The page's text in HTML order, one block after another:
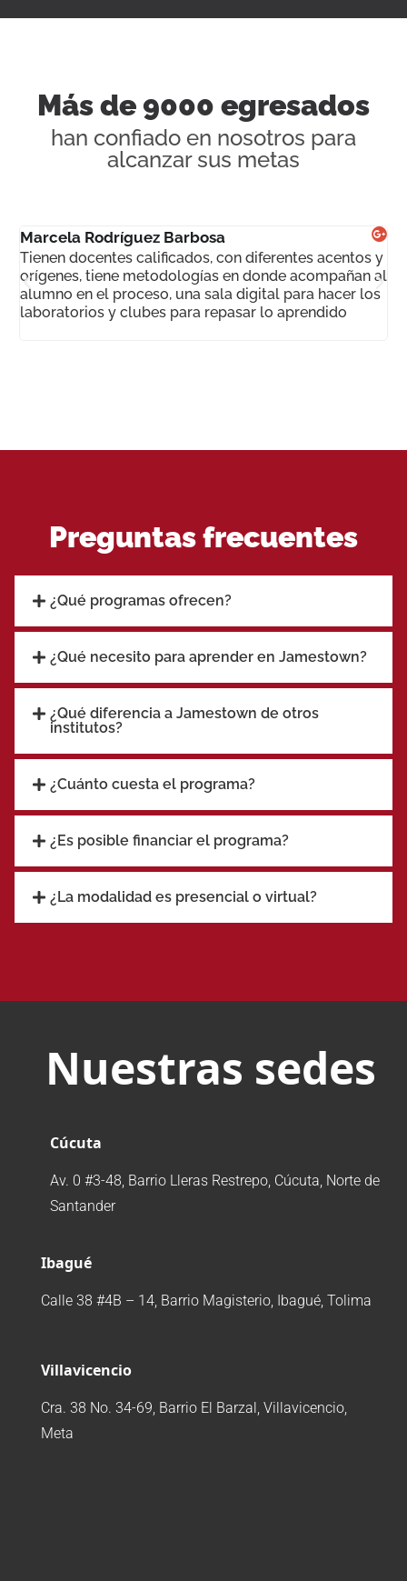
en cada paso, asegurándose de que alcances tus
metas. Desde recordarte tus clases hasta apoyarte si
te atrasas, estamos aquí para que nunca pierdas el
ritmo.
Más de 9000 egresados
han confiado en nosotros para
alcanzar sus metas
Marcela Rodríguez Barbosa
Tienen docentes calificados, con diferentes acentos y
orígenes, tiene metodologías en donde acompañan al
alumno en el proceso, una sala digital para hacer los
laboratorios y clubes para repasar lo aprendido
Preguntas frecuentes
¿Qué programas ofrecen?
¿Qué necesito para aprender en Jamestown?
¿Qué diferencia a Jamestown de otros
institutos?
¿Cuánto cuesta el programa?
¿Es posible financiar el programa?
¿La modalidad es presencial o virtual?
Nuestras sedes
Cúcuta
Av. 0 #3-48, Barrio Lleras Restrepo, Cúcuta, Norte de
Santander
Ibagué
Calle 38 #4B – 14, Barrio Magisterio, Ibagué, Tolima
Villavicencio
Cra. 38 No. 34-69, Barrio El Barzal, Villavicencio,
Meta